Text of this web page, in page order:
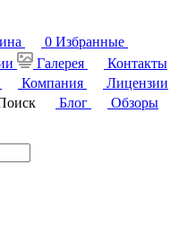
0 Избранные
Галерея
Контакты
Компания
Лицензии
Блог
Обзоры